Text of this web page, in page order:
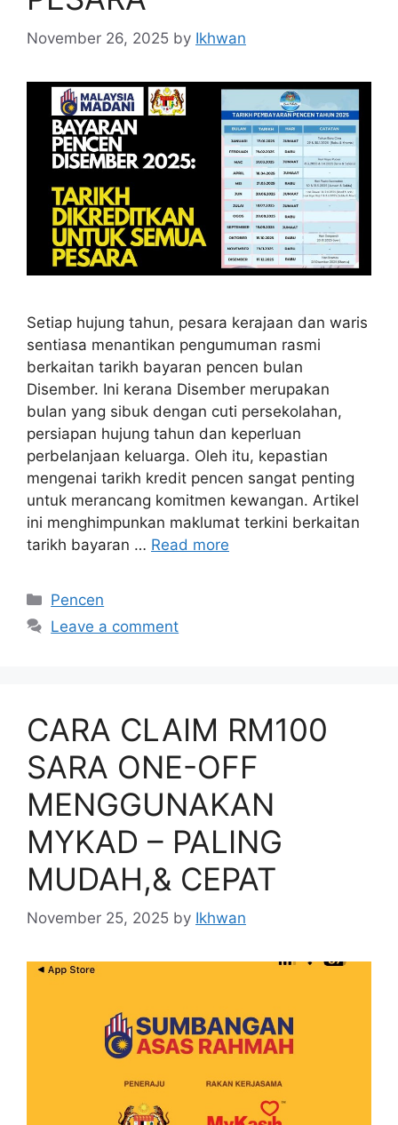
November 26, 2025 by Ikhwan
Setiap hujung tahun, pesara kerajaan dan waris
sentiasa menantikan pengumuman rasmi
berkaitan tarikh bayaran pencen bulan
Disember. Ini kerana Disember merupakan
bulan yang sibuk dengan cuti persekolahan,
persiapan hujung tahun dan keperluan
perbelanjaan keluarga. Oleh itu, kepastian
mengenai tarikh kredit pencen sangat penting
untuk merancang komitmen kewangan. Artikel
ini menghimpunkan maklumat terkini berkaitan
tarikh bayaran … Read more
Categories
Pencen
Leave a comment
CARA CLAIM RM100
SARA ONE-OFF
MENGGUNAKAN
MYKAD – PALING
MUDAH,& CEPAT
November 25, 2025 by Ikhwan